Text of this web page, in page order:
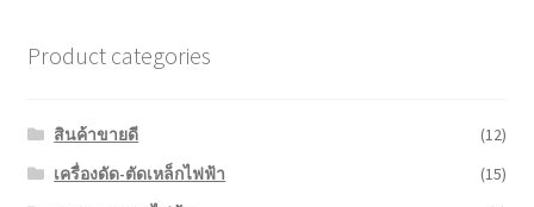
Product categories
สินค้าขายดี
(12)
เครื่องดัด-ตัดเหล็กไฟฟ้า
(15)